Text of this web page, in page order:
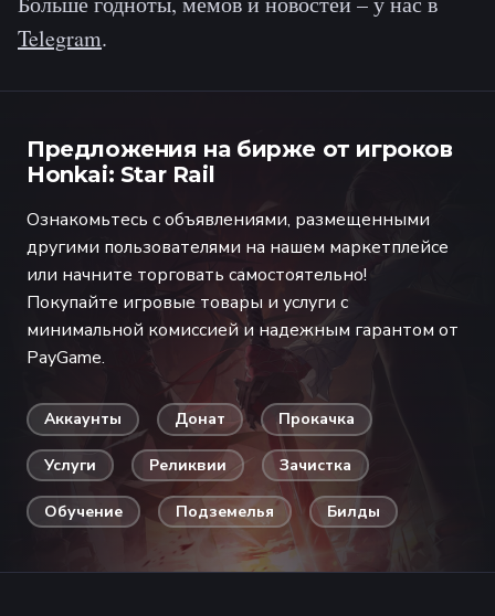
Telegram.
Предложения на бирже от игроков
Honkai: Star Rail
Ознакомьтесь с объявлениями, размещенными
другими пользователями на нашем маркетплейсе
или начните торговать самостоятельно!
Покупайте игровые товары и услуги с
минимальной комиссией и надежным гарантом от
PayGame.
Аккаунты Донат Прокачка
Услуги Реликвии Зачистка
Обучение Подземелья Билды